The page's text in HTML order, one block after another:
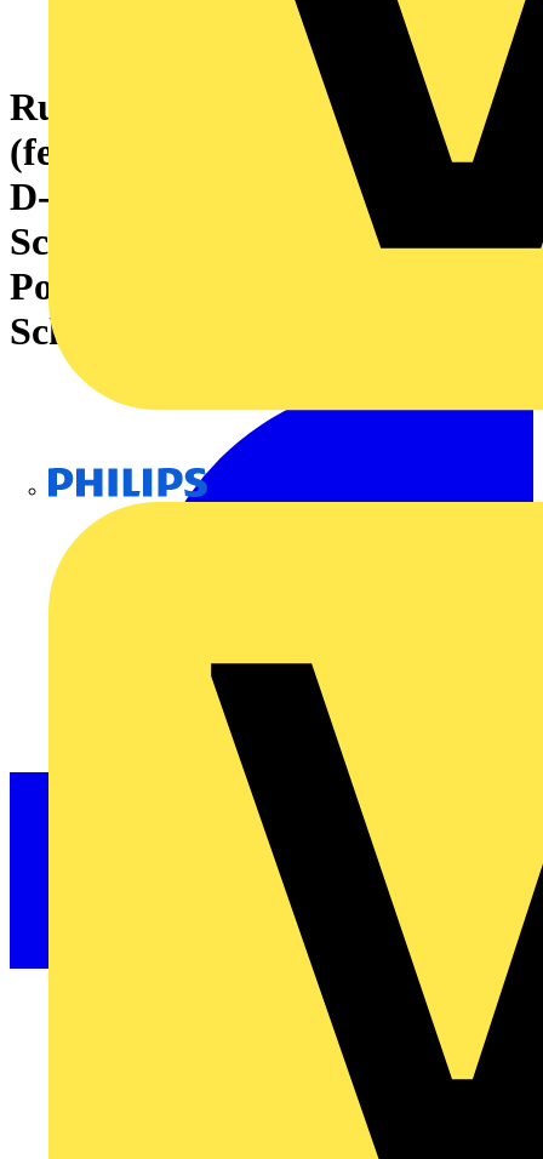
Rundsteckverbinder
(feldkonfektionierbar), M12,
D-codiert,
Schneidklemmanschluss IDC,
Polzahl: 4, IP67,
Schirmanschluss: Ja